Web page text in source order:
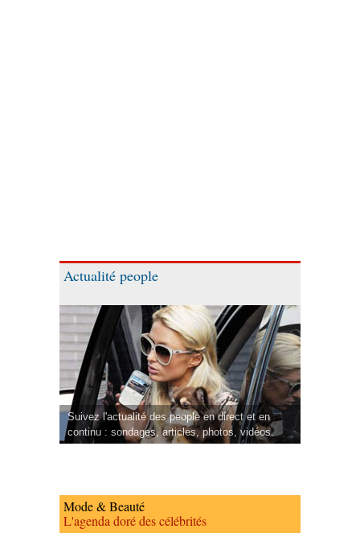
Actualité people
Suivez l'actualité des people en direct et en
continu : sondages, articles, photos, vidéos.
Mode & Beauté
L'agenda doré des célébrités